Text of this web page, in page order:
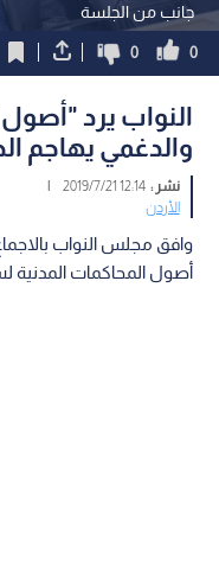
جانب من الجلسة
0
0
النواب يرد
والدغمي يهاجم
نشر :12:14 2019/7/21
|
الأردن
وافق مجلس النواب
أصول المحاكمات المدنية